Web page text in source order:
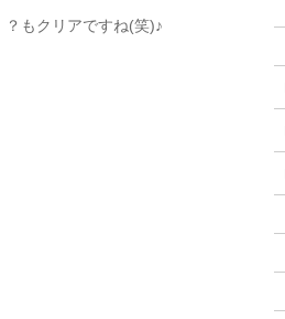
もクリアですね(笑)♪